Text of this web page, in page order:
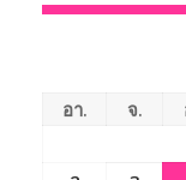
อา. จ.